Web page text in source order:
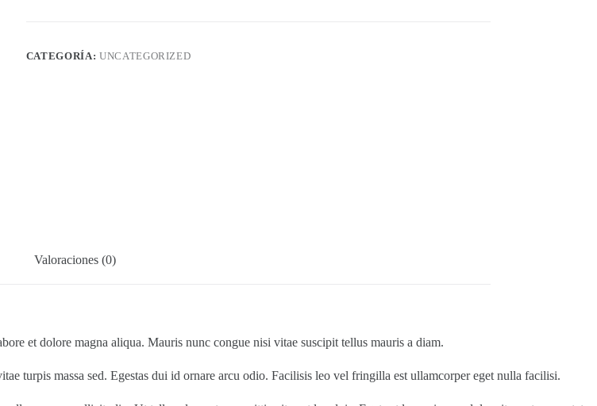
CATEGORÍA: UNCATEGORIZED
Valoraciones (0)
et dolore magna aliqua. Mauris nunc congue nisi vitae suscipit tellus mauris a diam.
turpis massa sed. Egestas dui id ornare arcu odio. Facilisis leo vel fringilla est ullamcorper eget nulla facilisi.